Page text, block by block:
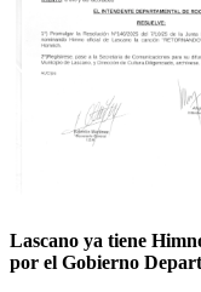
Lascano ya tiene
por el Gobierno